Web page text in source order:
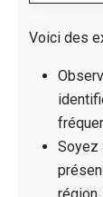
Voici des
Soyez